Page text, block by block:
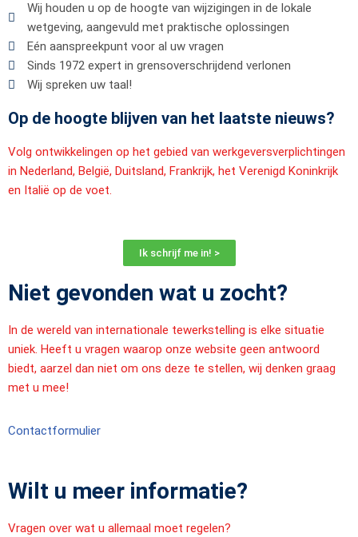
Wij houden u op de hoogte van wijzigingen in de lokale
wetgeving, aangevuld met praktische oplossingen
Eén aanspreekpunt voor al uw vragen
Sinds 1972 expert in grensoverschrijdend verlonen
Wij spreken uw taal!
Op de hoogte blijven van het laatste nieuws?
Volg ontwikkelingen op het gebied van werkgeversverplichtingen
in Nederland, België, Duitsland, Frankrijk, het Verenigd Koninkrijk
en Italië op de voet.
Ik schrijf me in! >
Wilt u meer informatie?
Vragen over wat u allemaal moet regelen?
Niet gevonden wat u zocht?
In de wereld van internationale tewerkstelling is elke situatie
uniek. Heeft u vragen waarop onze website geen antwoord
biedt, aarzel dan niet om ons deze te stellen, wij denken graag
met u mee!
Contactformulier